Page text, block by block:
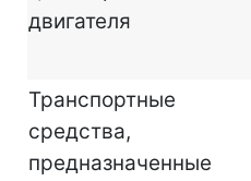
двигателя
Транспортные
средства,
предназначенные